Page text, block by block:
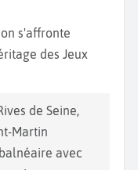
s'affronte
des Jeux
de Seine,
Martin
avec